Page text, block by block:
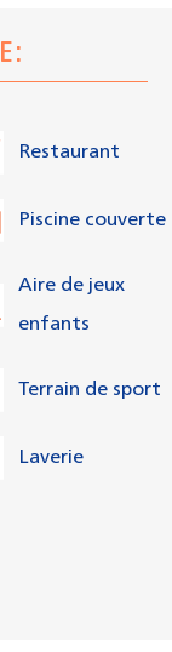
:
Restaurant
Piscine couverte
Aire de jeux
enfants
Terrain de sport
Laverie